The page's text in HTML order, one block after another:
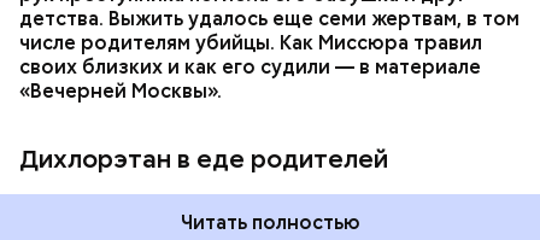
детства. Выжить удалось еще семи жертвам, в том
числе родителям убийцы. Как Миссюра травил
своих близких и как его судили — в материале
«Вечерней Москвы».
Дихлорэтан в еде родителей
Читать полностью
— Личность подозреваемого установлена,
полицией принимаются меры к задержанию, —
Республике Дагестан.